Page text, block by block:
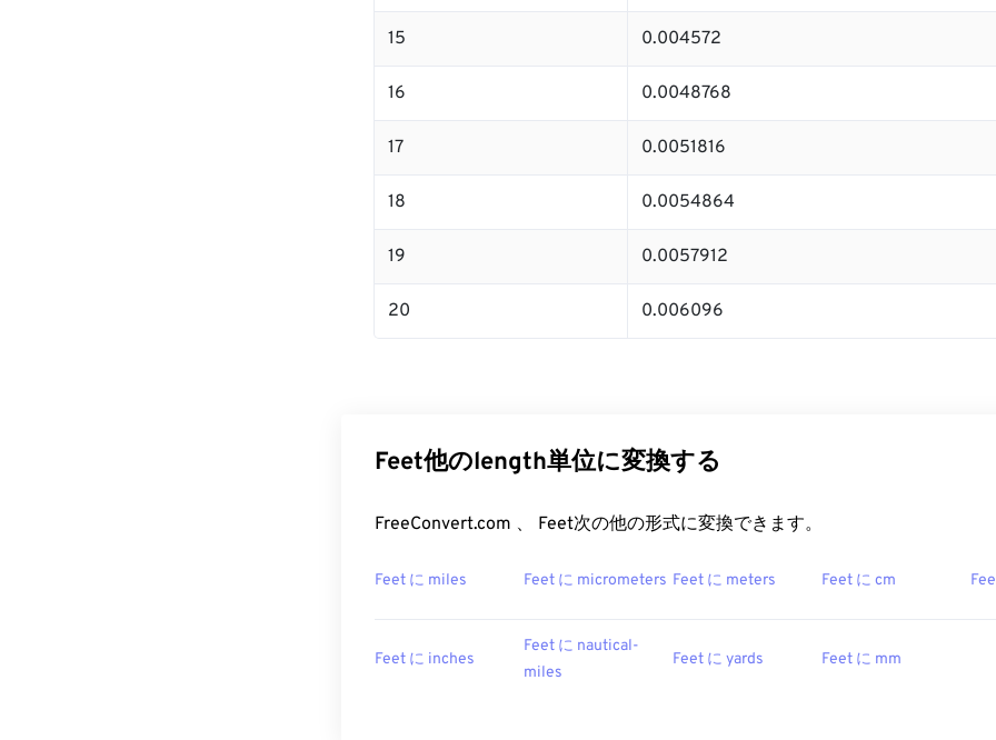
15 0.004572
16 0.0048768
17 0.0051816
18 0.0054864
19 0.0057912
20 0.006096
Feet他のlength単位に変換する
FreeConvert.com 、 Feet次の他の形式に変換できます。
Feet に miles Feet に micrometers Feet に meters Feet に cm
Feet に inches
Feet に nautical-
miles
Feet に yards Feet に mm